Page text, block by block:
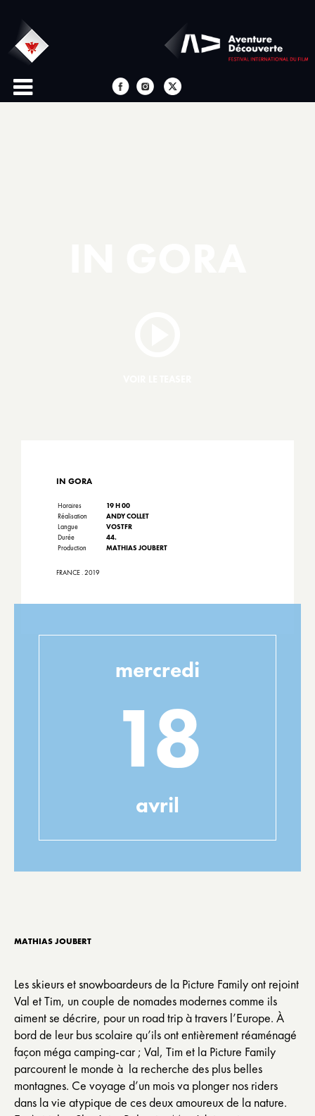
mercredi
18
avril
IN GORA
Horaires
19 H 00
Réalisation
ANDY COLLET
Langue
VOSTFR
Durée
44.
Production
MATHIAS JOUBERT
FRANCE . 2019
MATHIAS JOUBERT
Les skieurs et snowboardeurs de la Picture Family ont rejoint
Val et Tim, un couple de nomades modernes comme ils
aiment se décrire, pour un road trip à travers l’Europe. À
bord de leur bus scolaire qu’ils ont entièrement réaménagé
façon méga camping-car ; Val, Tim et la Picture Family
parcourent le monde à la recherche des plus belles
montagnes. Ce voyage d’un mois va plonger nos riders
dans la vie atypique de ces deux amoureux de la nature.